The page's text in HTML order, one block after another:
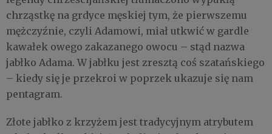
chrząstkę na grdyce męskiej tym, że pierwszemu
mężczyźnie, czyli Adamowi, miał utkwić w gardle
kawałek owego zakazanego owocu – stąd nazwa
jabłko Adama. W jabłku jest zresztą coś szatańskiego
– kiedy się je przekroi w poprzek ukazuje się nam
pentagram.
Złote jabłko z krzyżem jest tradycyjnym atrybutem